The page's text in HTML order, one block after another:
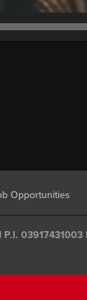
Opportunities